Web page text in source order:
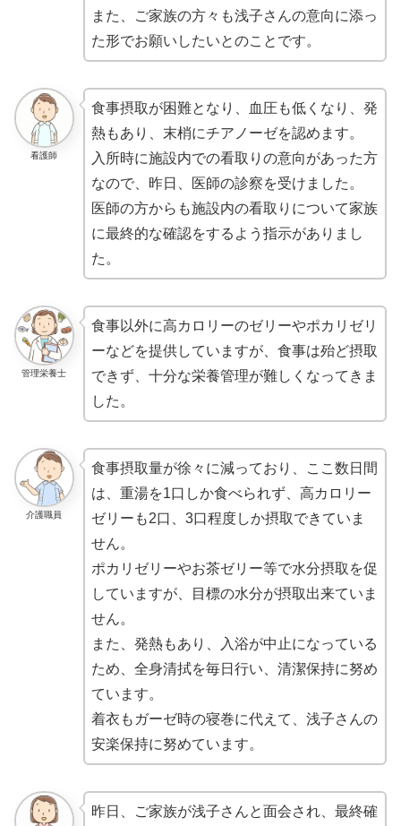
また、ご家族の方々も浅子さんの意向に添っ
た形でお願いしたいとのことです。
看護師
食事摂取が困難となり、血圧も低くなり、発
熱もあり、末梢にチアノーゼを認めます。
入所時に施設内での看取りの意向があった方
なので、昨日、医師の診察を受けました。
医師の方からも施設内の看取りについて家族
に最終的な確認をするよう指示がありまし
た。
管理栄養士
食事以外に高カロリーのゼリーやポカリゼリ
ーなどを提供していますが、食事は殆ど摂取
できず、十分な栄養管理が難しくなってきま
した。
介護職員
食事摂取量が徐々に減っており、ここ数日間
は、重湯を1口しか食べられず、高カロリー
ゼリーも2口、3口程度しか摂取できていま
せん。
ポカリゼリーやお茶ゼリー等で水分摂取を促
していますが、目標の水分が摂取出来ていま
せん。
また、発熱もあり、入浴が中止になっている
ため、全身清拭を毎日行い、清潔保持に努め
ています。
着衣もガーゼ時の寝巻に代えて、浅子さんの
安楽保持に努めています。
昨日、ご家族が浅子さんと面会され、最終確